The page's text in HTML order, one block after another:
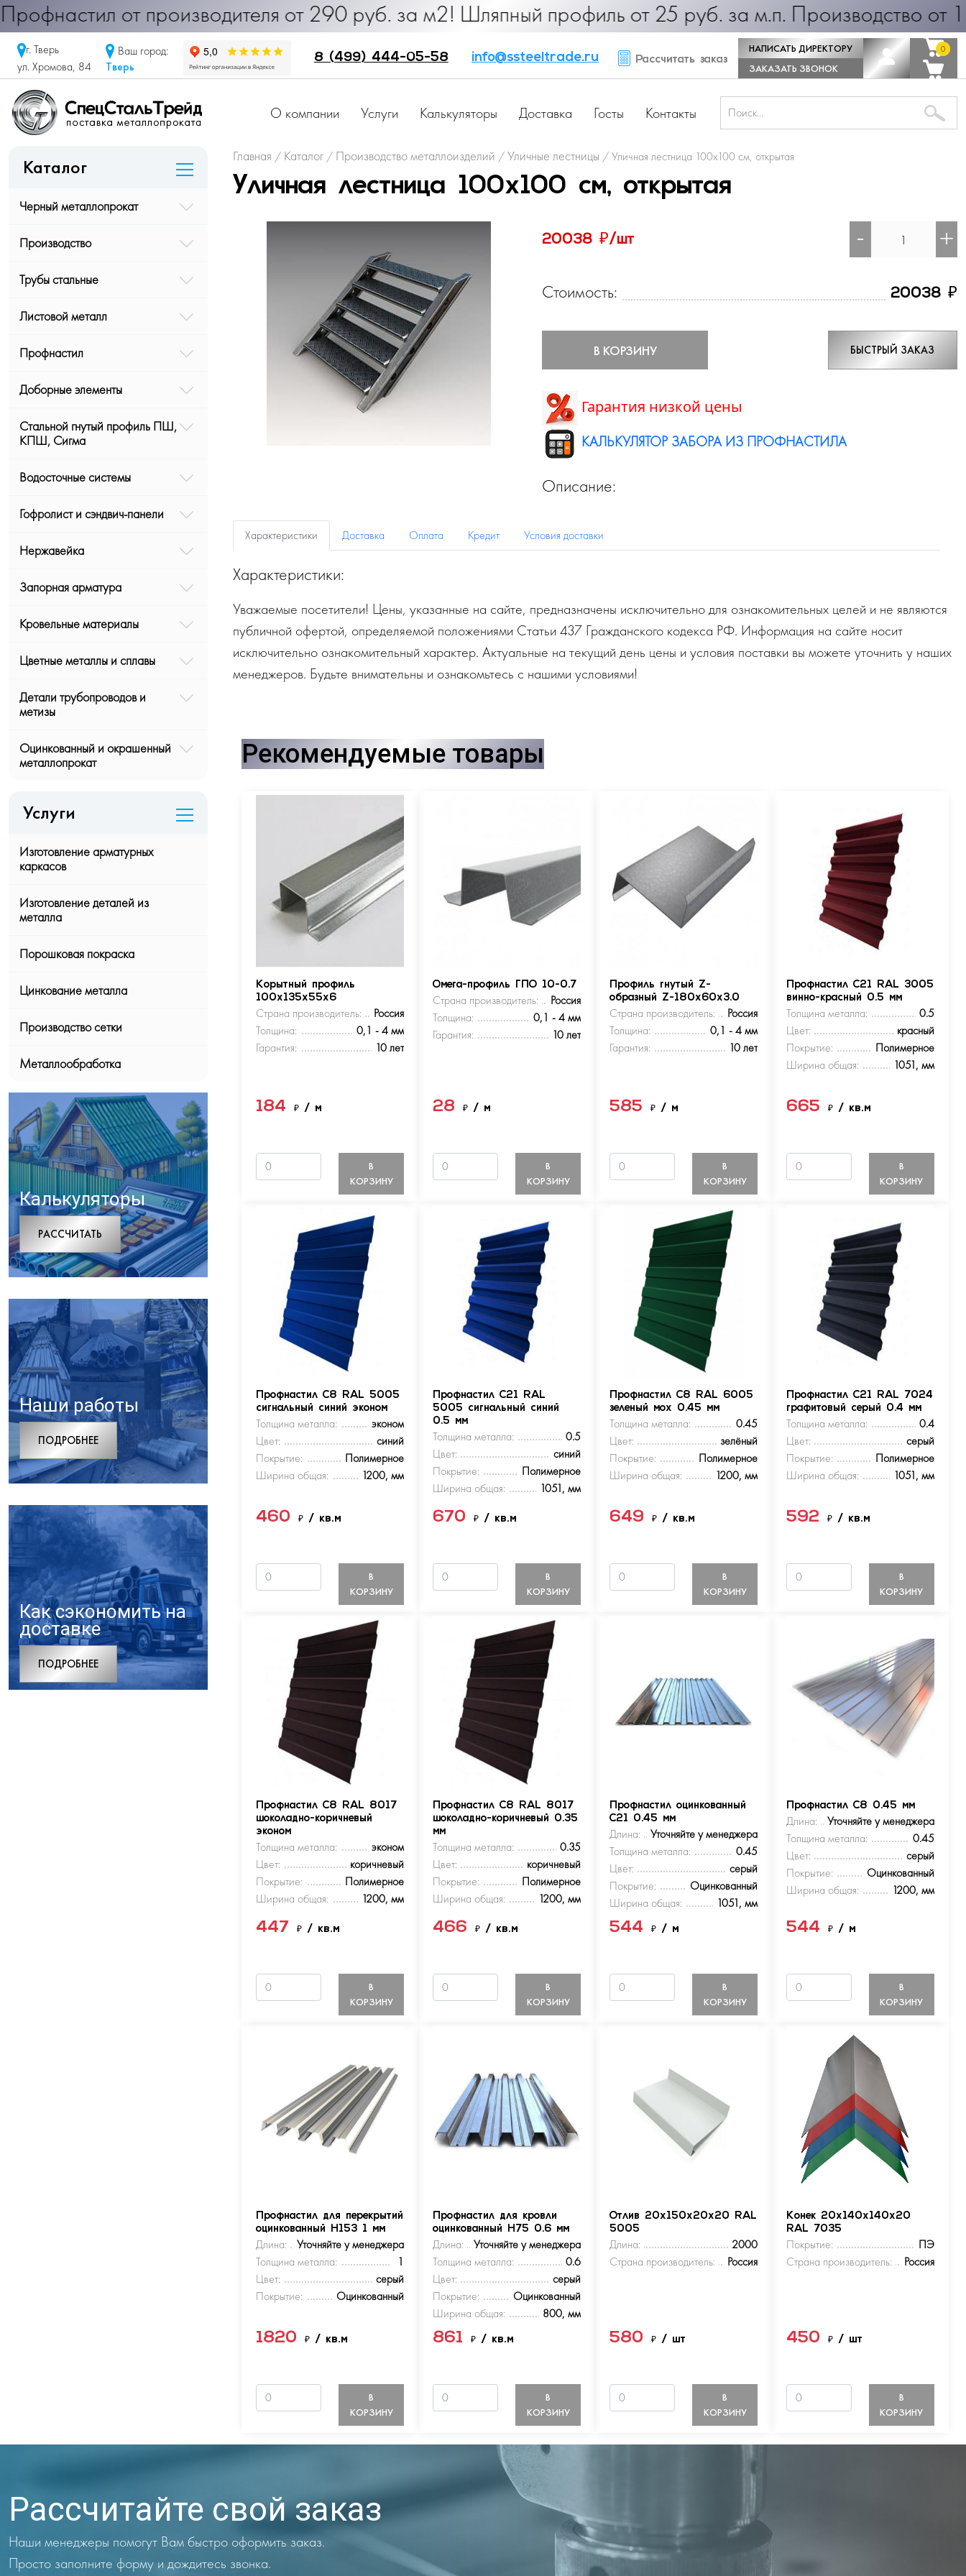
от производителя от 290 руб. за м2! Шляпный профиль от 25 руб. за м.п. Производство от 1
г. Тверь
ул. Хромова, 84
Ваш город:
Тверь
8 (499) 444-05-58 info@ssteeltrade.ru Рассчитать заказ
НАПИСАТЬ ДИРЕКТОРУ
ЗАКАЗАТЬ ЗВОНОК
0
0
О компании Услуги Калькуляторы Доставка Госты Контакты
Каталог
Черный металлопрокат
Производство
Трубы стальные
Листовой металл
Профнастил
Доборные элементы
Стальной гнутый профиль ПШ,
КПШ, Сигма
Водосточные системы
Гофролист и сэндвич-панели
Нержавейка
Запорная арматура
Кровельные материалы
Цветные металлы и сплавы
Детали трубопроводов и
метизы
Оцинкованный и окрашенный
металлопрокат
Услуги
Изготовление арматурных
каркасов
Изготовление деталей из
металла
Порошковая покраска
Цинкование металла
Производство сетки
Металлообработка
Калькуляторы
РАCСЧИТАТЬ
Наши работы
ПОДРОБНЕЕ
Как сэкономить на
доставке
ПОДРОБНЕЕ
Главная / Каталог / Производство металлоизделий /Уличные лестницы /Уличная лестница 100х100 см, открытая
Уличная лестница 100х100 см, открытая
20038 ₽/шт - +
Стоимость: 20038 ₽
В КОРЗИНУ БЫСТРЫЙ ЗАКАЗ
Гарантия низкой цены
КАЛЬКУЛЯТОР ЗАБОРА ИЗ ПРОФНАСТИЛА
Описание:
Характеристики Доставка Оплата Кредит Условия доставки
Характеристики:
Уважаемые посетители! Цены, указанные на сайте, предназначены исключительно для ознакомительных целей и не являются
публичной офертой, определяемой положениями Статьи 437 Гражданского кодекса РФ. Информация на сайте носит
исключительно ознакомительный характер. Актуальные на текущий день цены и условия поставки вы можете уточнить у наших
менеджеров. Будьте внимательны и ознакомьтесь с нашими условиями!
Рекомендуемые товары
Корытный профиль
100х135х55х6
Страна производитель:
Россия
Толщина:
0,1 - 4 мм
Гарантия:
10 лет
184₽/ м
В
КОРЗИНУ
Омега-профиль ГПО 10-0.7
Страна производитель:
Россия
Толщина:
0,1 - 4 мм
Гарантия:
10 лет
28₽/ м
В
КОРЗИНУ
Профиль гнутый Z-
образный Z-180х60х3.0
Страна производитель:
Россия
Толщина:
0,1 - 4 мм
Гарантия:
10 лет
585₽/ м
В
КОРЗИНУ
Профнастил С21 RAL 3005
винно-красный 0.5 мм
Толщина металла:
0.5
Цвет:
красный
Покрытие:
Полимерное
Ширина общая:
1051, мм
665 ₽ / кв.м
В
КОРЗИНУ
Профнастил С8 RAL 5005
сигнальный синий эконом
Толщина металла:
эконом
Цвет:
синий
Покрытие:
Полимерное
Ширина общая:
1200, мм
460₽/ кв.м
В
КОРЗИНУ
Профнастил С21 RAL
5005 сигнальный синий
0.5 мм
Толщина металла:
0.5
Цвет:
синий
Покрытие:
Полимерное
Ширина общая:
1051, мм
670₽/ кв.м
В
КОРЗИНУ
Профнастил С8 RAL 6005
зеленый мох 0.45 мм
Толщина металла:
0.45
Цвет:
зелёный
Покрытие:
Полимерное
Ширина общая:
1200, мм
649₽/ кв.м
В
КОРЗИНУ
Профнастил С21 RAL 7024
графитовый серый 0.4 мм
Толщина металла:
0.4
Цвет:
серый
Покрытие:
Полимерное
Ширина общая:
1051, мм
592 ₽ / кв.м
В
КОРЗИНУ
Профнастил С8 RAL 8017
шоколадно-коричневый
эконом
Толщина металла:
эконом
Цвет:
коричневый
Покрытие:
Полимерное
Ширина общая:
1200, мм
447₽/ кв.м
В
КОРЗИНУ
Профнастил С8 RAL 8017
шоколадно-коричневый 0.35
мм
Толщина металла:
0.35
Цвет:
коричневый
Покрытие:
Полимерное
Ширина общая:
1200, мм
466₽/ кв.м
В
КОРЗИНУ
Профнастил оцинкованный
С21 0.45 мм
Длина:
Уточняйте у менеджера
Толщина металла:
0.45
Цвет:
серый
Покрытие:
Оцинкованный
Ширина общая:
1051, мм
544₽/ м
В
КОРЗИНУ
Профнастил С8 0.45 мм
Длина:
Уточняйте у менеджера
Толщина металла:
0.45
Цвет:
серый
Покрытие:
Оцинкованный
Ширина общая:
1200, мм
544 ₽ / м
В
КОРЗИНУ
Профнастил для перекрытий
оцинкованный Н153 1 мм
Длина:
Уточняйте у менеджера
Толщина металла:
1
Цвет:
серый
Покрытие:
Оцинкованный
1820₽/ кв.м
В
КОРЗИНУ
Профнастил для кровли
оцинкованный Н75 0.6 мм
Длина:
Уточняйте у менеджера
Толщина металла:
0.6
Цвет:
серый
Покрытие:
Оцинкованный
Ширина общая:
800, мм
861₽/ кв.м
В
КОРЗИНУ
Отлив 20х150х20х20 RAL
5005
Длина:
2000
Страна производитель:
Россия
580₽/ шт
В
КОРЗИНУ
Конек 20х140х140х20
RAL 7035
Покрытие:
ПЭ
Страна производитель:
Россия
450 ₽ / шт
В
КОРЗИНУ
Рассчитайте свой заказ
Наши менеджеры помогут Вам быстро оформить заказ.
Просто заполните форму и дождитесь звонка.